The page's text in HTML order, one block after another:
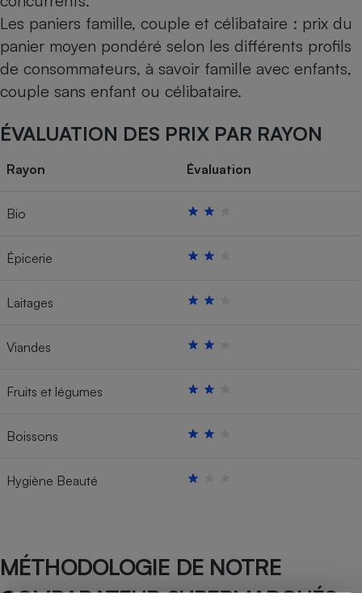
Les paniers famille, couple et célibataire : prix du
panier moyen pondéré selon les différents profils
de consommateurs, à savoir famille avec enfants,
couple sans enfant ou célibataire.
ÉVALUATION DES PRIX PAR RAYON
Rayon Évaluation
Bio
Épicerie
Laitages
Viandes
Fruits et légumes
Boissons
Hygiène Beauté
MÉTHODOLOGIE DE NOTRE